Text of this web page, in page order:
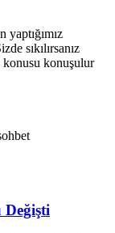
sıkılırsanız
konusu konuşulur